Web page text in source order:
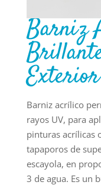
Barniz
Exterior
Barniz acrílico
rayos UV, para
pinturas acrílicas
tapaporos de
escayola, en
3 de agua. Es un